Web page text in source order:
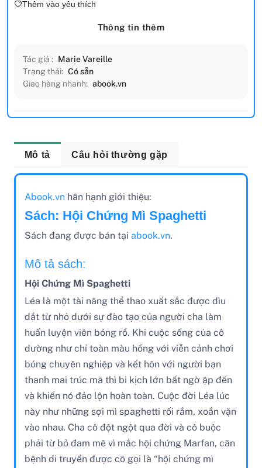
Thêm vào yêu thích
Thông tin thêm
Tác giả : Marie Vareille
Trạng thái: Có sẵn
Giao hàng nhanh: abook.vn
Mô tả Câu hỏi thường gặp
Abook.vnhân hạnh giới thiệu:
Sách: Hội Chứng Mì Spaghetti
Sách đang được bán tại abook.vn.
Mô tả sách:
Hội Chứng Mì Spaghetti
Léa là một tài năng thể thao xuất sắc được dìu
dắt từ nhỏ dưới sự đào tạo của người cha làm
huấn luyện viên bóng rổ. Khi cuộc sống của cô
dường như chỉ toàn màu hồng với viễn cảnh chơi
bóng chuyên nghiệp và kết hôn với người bạn
thanh mai trúc mã thì bi kịch lớn bất ngờ ập đến
và khiến nó đảo lộn hoàn toàn. Cuộc đời Léa lúc
này như những sợi mì spaghetti rối rắm, xoắn vặn
vào nhau. Cha cô đột ngột qua đời và cô buộc
phải từ bỏ đam mê vì mắc hội chứng Marfan, căn
bệnh di truyền được cô gọi là “hội chứng mì